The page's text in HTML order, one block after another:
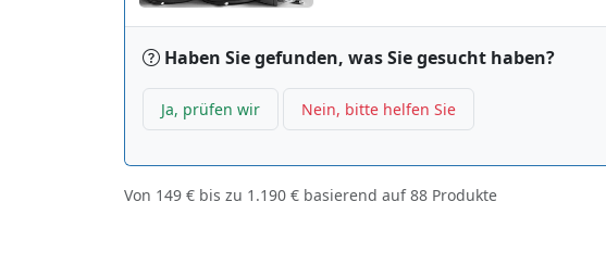
Haben Sie gefunden, was Sie gesucht haben?
Ja, prüfen wir Nein, bitte helfen Sie
Von 149 € bis zu 1.190 € basierend auf88 Produkte